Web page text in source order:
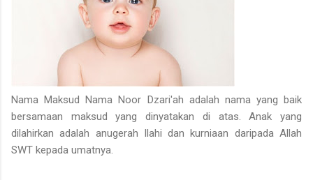
Nama Maksud Nama Noor Dzari'ah adalah nama yang baik
bersamaan maksud yang dinyatakan di atas. Anak yang
dilahirkan adalah anugerah Ilahi dan kurniaan daripada Allah
SWT kepada umatnya.